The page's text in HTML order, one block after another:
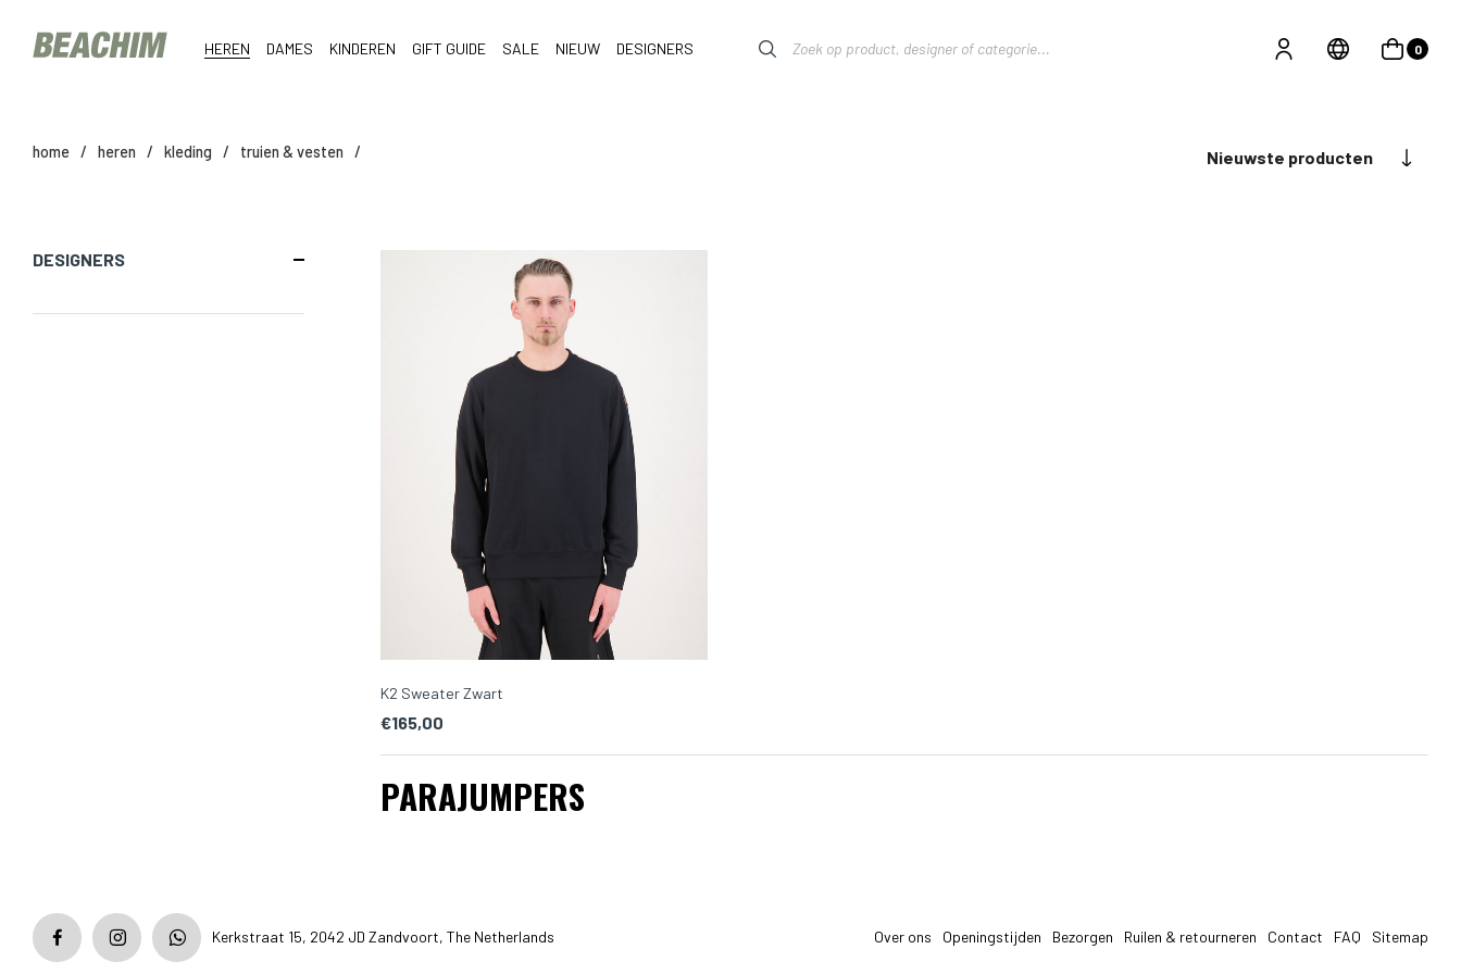
HEREN DAMES KINDEREN GIFT GUIDE SALE NIEUW DESIGNERS 0
home / heren / kleding / truien & vesten / Nieuwste producten
DESIGNERS
K2 Sweater Zwart
€165,00
PARAJUMPERS
Kerkstraat 15, 2042 JD Zandvoort, The Netherlands Over ons Openingstijden Bezorgen Ruilen & retourneren Contact FAQ Sitemap